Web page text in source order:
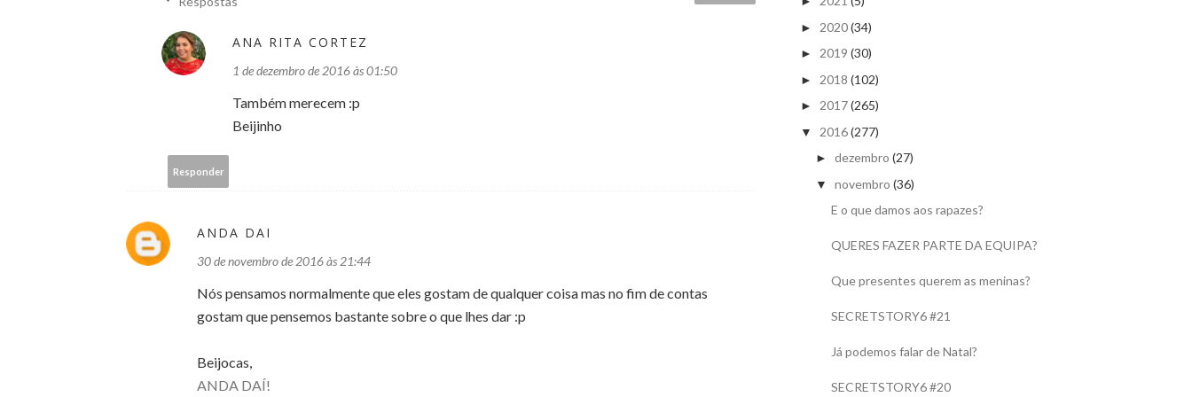
ANA RITA CORTEZ
1 de dezembro de 2016 às 01:50
Também merecem :p
Beijinho
Responder
ANDA DAI
30 de novembro de 2016 às 21:44
Nós pensamos normalmente que eles gostam de qualquer coisa mas no fim de contas
gostam que pensemos bastante sobre o que lhes dar :p
Beijocas,
ANDA DAÍ!
► 2020(34)
► 2019 (30)
► 2018 (102)
► 2017(265)
▼ 2016(277)
► dezembro (27)
▼ novembro (36)
E o que damos aos rapazes?
QUERES FAZER PARTE DA EQUIPA?
Que presentes querem as meninas?
SECRETSTORY6 #21
Já podemos falar de Natal?
SECRETSTORY6 #20